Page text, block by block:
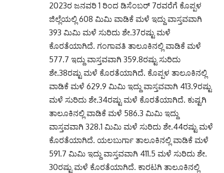
2023ರ ಜನವರಿ 1 ರಿಂದ ಡಿಸೆಂಬರ್ 7ರವರೆಗೆ ಕೊಪ್ಪಳ
ಜಿಲ್ಲೆಯಲ್ಲಿ 608 ಮಿಮಿ ವಾಡಿಕೆ ಮಳೆ ಇದ್ದು ವಾಸ್ತವವಾಗಿ
393 ಮಿಮಿ ಮಳೆ ಸುರಿದು ಶೇ.37ರಷ್ಟು ಮಳೆ
ಕೊರತೆಯಾಗಿದೆ. ಗಂಗಾವತಿ ತಾಲೂಕಿನಲ್ಲಿ ವಾಡಿಕೆ ಮಳೆ
577.7 ಇದ್ದು ವಾಸ್ತವವಾಗಿ 359.8ರಷ್ಟು ಸುರಿದು
ಶೇ.38ರಷ್ಟು ಮಳೆ ಕೊರತೆಯಾಗಿದೆ. ಕೊಪ್ಪಳ ತಾಲೂಕಿನಲ್ಲಿ
ವಾಡಿಕೆ ಮಳೆ 629.9 ಮಿಮಿ ಇದ್ದು ವಾಸ್ತವವಾಗಿ 413.9ರಷ್ಟು
ಮಳೆ ಸುರಿದು ಶೇ.34ರಷ್ಟು ಮಳೆ ಕೊರತೆಯಾಗಿದೆ. ಕುಷ್ಟಗಿ
ತಾಲೂಕಿನಲ್ಲಿ ವಾಡಿಕೆ ಮಳೆ 586.3 ಮಿಮಿ ಇದ್ದು
ವಾಸ್ತವವಾಗಿ 328.1 ಮಿಮಿ ಮಳೆ ಸುರಿದು ಶೇ.44ರಷ್ಟು ಮಳೆ
ಕೊರತೆಯಾಗಿದೆ. ಯಲಬುರ್ಗಾ ತಾಲೂಕಿನಲ್ಲಿ ವಾಡಿಕೆ ಮಳೆ
591.7 ಮಿಮಿ ಇದ್ದು ವಾಸ್ತವವಾಗಿ 411.5 ಮಳೆ ಸುರಿದು ಶೇ.
30ರಷ್ಟು ಮಳೆ ಕೊರತೆಯಾಗಿದೆ. ಕಾರಟಗಿ ತಾಲೂಕಿನಲ್ಲಿ